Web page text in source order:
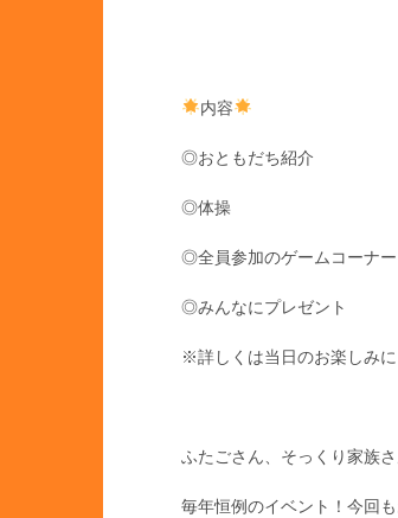
内容
◎おともだち紹介
◎体操
◎全員参加のゲームコーナー
◎みんなにプレゼント
※詳しくは当日のお楽しみに
ふたごさん、そっくり家族
毎年恒例のイベント！今回